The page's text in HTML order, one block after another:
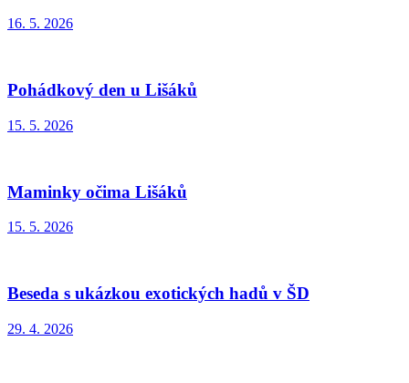
16. 5. 2026
Pohádkový den u Lišáků
15. 5. 2026
Maminky očima Lišáků
15. 5. 2026
Beseda s ukázkou exotických hadů v ŠD
29. 4. 2026